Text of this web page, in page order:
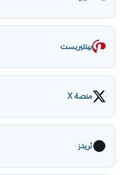
بينتيريست
منصة X
ثريدز